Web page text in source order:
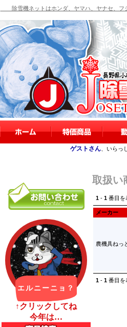
除雪機ネットはホンダ、ヤマハ、ヤナセ、フ
ゲストさん 、いら
取扱い
1 - 1 番目を
メーカー
農機具ねっ
1 - 1 番目を